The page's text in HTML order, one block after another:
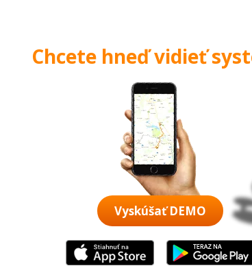
Chcete hneď vidieť
Vyskúšať DEMO